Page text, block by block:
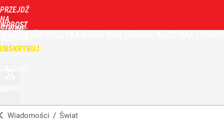
PRZEJDŹ
NA
STRONĘ
WPROST
Wiadomości / Świat